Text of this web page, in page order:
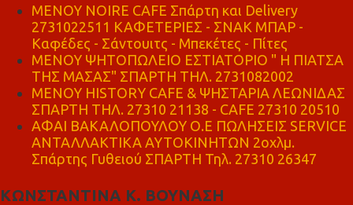
MENOY NOIRE CAFE Σπάρτη και Delivery
2731022511 ΚΑΦΕΤΕΡΙΕΣ - ΣΝΑΚ ΜΠΑΡ -
Καφέδες - Σάντουιτς - Μπεκέτες - Πίτες
ΜΕΝΟΥ ΨΗΤΟΠΩΛΕΙΟ ΕΣΤΙΑΤΟΡΙΟ " Η ΠΙΑΤΣΑ
ΤΗΣ ΜΑΣΑΣ" ΣΠΑΡΤΗ ΤΗΛ. 2731082002
ΜΕΝΟΥ HISTORY CAFE & ΨΗΣΤΑΡΙΑ ΛΕΩΝΙΔΑΣ
ΣΠΑΡΤΗ ΤΗΛ. 27310 21138 - CAFE 27310 20510
ΑΦΑΙ ΒΑΚΑΛΟΠΟΥΛΟΥ Ο.Ε ΠΩΛΗΣΕΙΣ SERVICE
ΑΝΤΑΛΛΑΚΤΙΚΑ ΑΥΤΟΚΙΝΗΤΩΝ 2οχλμ.
Σπάρτης Γυθειού ΣΠΑΡΤΗ Τηλ. 27310 26347
ΚΩΝΣΤΑΝΤΙΝΑ Κ. ΒΟΥΝΑΣΗ